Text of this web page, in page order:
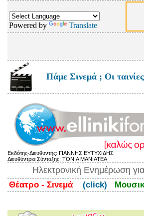
Powered by Translate
Πάμε Σινεμά ; Οι
Εκδότης-Διευθυντής: ΓΙΑΝΝΗΣ ΕΥΤΥΧΙΔΗΣ
Διευθύντρια Σύνταξης: ΤΟΝΙΑ ΜΑΝΙΑΤΕΑ
Ηλεκτρονική Ενημέρωση
Θέατρο - Σινεμά (click)